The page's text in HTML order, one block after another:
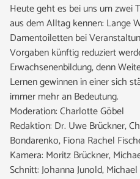
Heute geht es bei uns um zwei
aus dem Alltag kennen: Lange
Damentoiletten bei
Vorgaben künftig reduziert
Erwachsenenbildung, denn
Lernen gewinnen in einer sich
immer mehr an Bedeutung.
Moderation: Charlotte Göbel
Redaktion: Dr. Uwe Brückner,
Bondarenko, Fiona Rachel
Kamera: Moritz Brückner,
Schnitt: Johanna Junold,